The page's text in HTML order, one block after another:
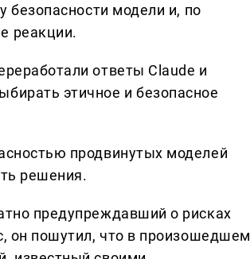
безопасности модели и, по
реакции.
ответы Claude и
этичное и безопасное
продвинутых моделей
решения.
предупреждавший о рисках
он пошутил, что в произошедшем